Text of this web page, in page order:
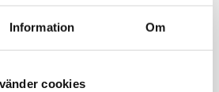
Information Om
cookies